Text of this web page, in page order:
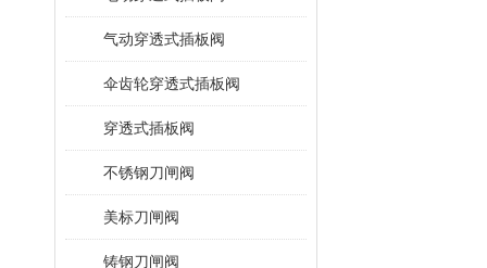
气动穿透式插板阀
伞齿轮穿透式插板阀
穿透式插板阀
不锈钢刀闸阀
美标刀闸阀
铸钢刀闸阀